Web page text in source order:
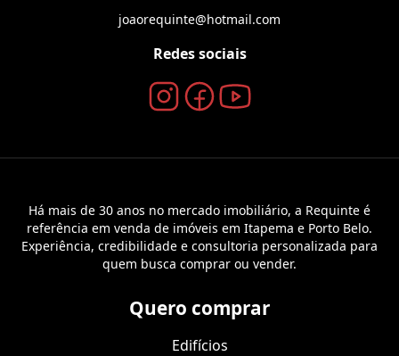
joaorequinte@hotmail.com
Redes sociais
Há mais de 30 anos no mercado imobiliário, a Requinte é
referência em venda de imóveis em Itapema e Porto Belo.
Experiência, credibilidade e consultoria personalizada para
quem busca comprar ou vender.
Quero comprar
Edifícios